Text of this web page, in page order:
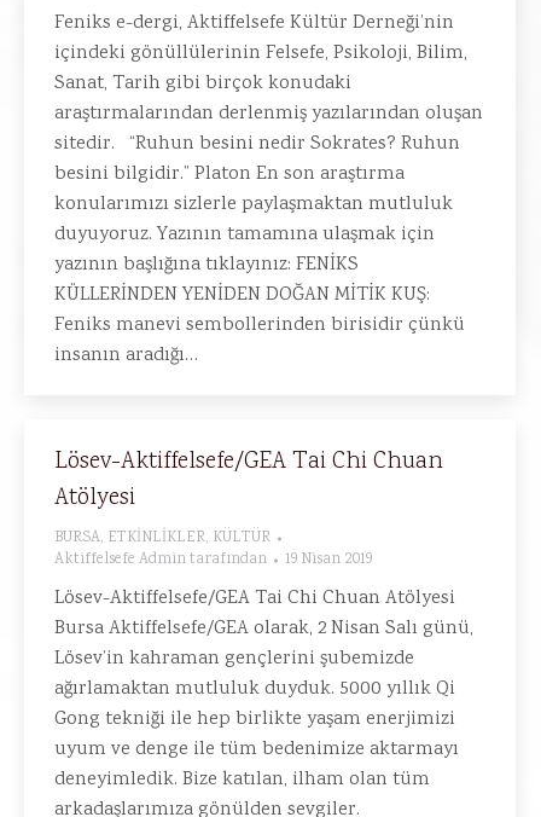
Feniks e-dergi, Aktiffelsefe Kültür Derneği’nin
içindeki gönüllülerinin Felsefe, Psikoloji, Bilim,
Sanat, Tarih gibi birçok konudaki
araştırmalarından derlenmiş yazılarından oluşan
sitedir. “Ruhun besini nedir Sokrates? Ruhun
besini bilgidir.” Platon En son araştırma
konularımızı sizlerle paylaşmaktan mutluluk
duyuyoruz. Yazının tamamına ulaşmak için
yazının başlığına tıklayınız: FENİKS
KÜLLERİNDEN YENİDEN DOĞAN MİTİK KUŞ:
Feniks manevi sembollerinden birisidir çünkü
insanın aradığı…
Lösev-Aktiffelsefe/GEA Tai Chi Chuan
Atölyesi
BURSA, ETKİNLİKLER, KÜLTÜR
Aktiffelsefe Admintarafından 19 Nisan 2019
Lösev-Aktiffelsefe/GEA Tai Chi Chuan Atölyesi
Bursa Aktiffelsefe/GEA olarak, 2 Nisan Salı günü,
Lösev’in kahraman gençlerini şubemizde
ağırlamaktan mutluluk duyduk. 5000 yıllık Qi
Gong tekniği ile hep birlikte yaşam enerjimizi
uyum ve denge ile tüm bedenimize aktarmayı
deneyimledik. Bize katılan, ilham olan tüm
arkadaşlarımıza gönülden sevgiler.